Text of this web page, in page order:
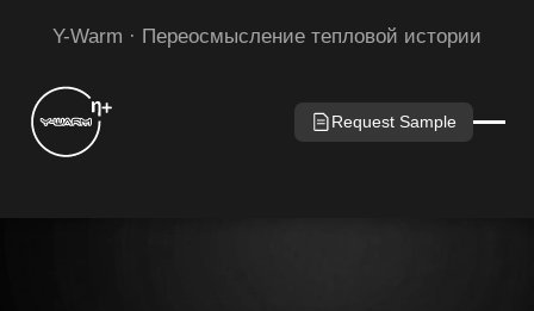
Y-Warm · Переосмысление тепловой истории
Request Sample